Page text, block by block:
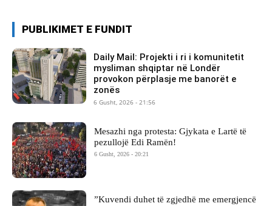
PUBLIKIMET E FUNDIT
Daily Mail: Projekti i ri i komunitetit
mysliman shqiptar në Londër
provokon përplasje me banorët e
zonës
6 Gusht, 2026 - 21:56
Mesazhi nga protesta: Gjykata e Lartë të
pezullojë Edi Ramën!
6 Gusht, 2026 - 20:21
​”Kuvendi duhet të zgjedhë me emergjencë